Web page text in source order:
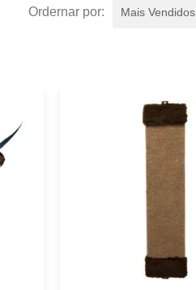
Mais Vendidos